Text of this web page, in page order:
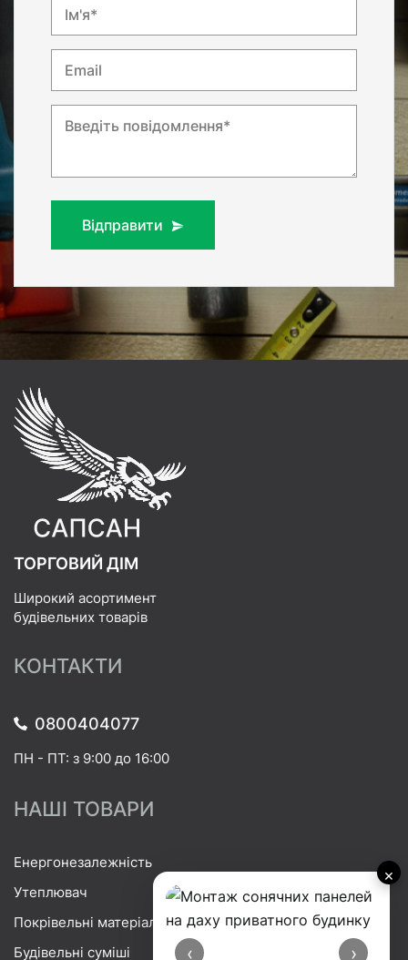
×
‹ ›
Ім'я*
Email
Введіть повідомлення*
Відправити
ТОРГОВИЙ ДІМ
Широкий асортимент
будівельних товарів
КОНТАКТИ
0800404077
ПН - ПТ: з 9:00 до 16:00
НАШІ ТОВАРИ
Енергонезалежність
Утеплювач
Покрівельні матеріали
Будівельні суміші